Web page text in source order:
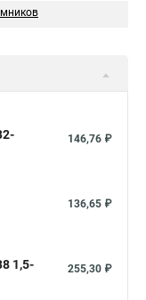
146,76 ₽
136,65 ₽
1,5-
255,30 ₽